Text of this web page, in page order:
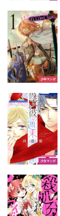
少年マンガ
少女マンガ